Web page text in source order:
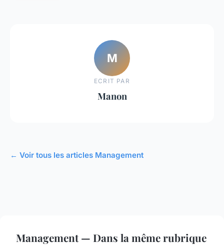
M
ECRIT PAR
Manon
← Voir tous les articles Management
Management — Dans la même rubrique